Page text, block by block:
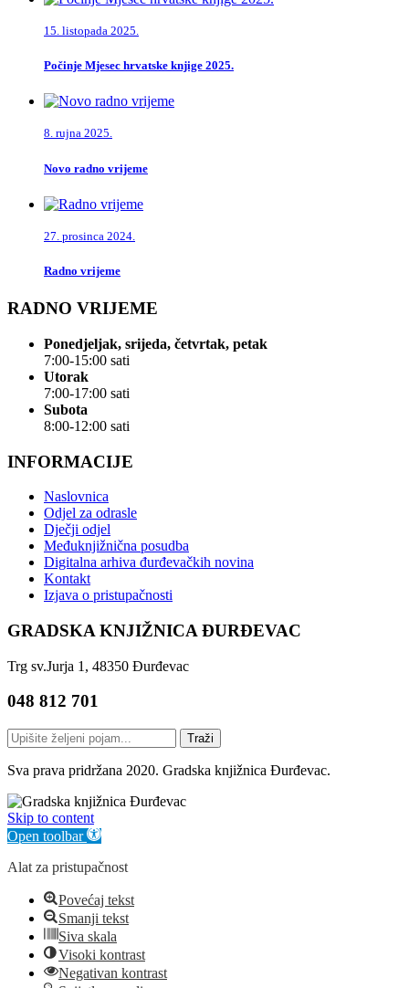
15. listopada 2025.
Počinje Mjesec hrvatske knjige 2025.
8. rujna 2025.
Novo radno vrijeme
27. prosinca 2024.
Radno vrijeme
RADNO VRIJEME
Ponedjeljak, srijeda, četvrtak, petak
7:00-15:00 sati
Utorak
7:00-17:00 sati
Subota
8:00-12:00 sati
INFORMACIJE
Naslovnica
Odjel za odrasle
Dječji odjel
Međuknjižnična posudba
Digitalna arhiva đurđevačkih novina
Kontakt
Izjava o pristupačnosti
GRADSKA KNJIŽNICA ĐURĐEVAC
Trg sv.Jurja 1, 48350 Đurđevac
048 812 701
Traži
Sva prava pridržana 2020. Gradska knjižnica Đurđevac.
Skip to content
Open toolbar
Alat za pristupačnost
Povećaj tekst
Smanji tekst
Siva skala
Visoki kontrast
Negativan kontrast